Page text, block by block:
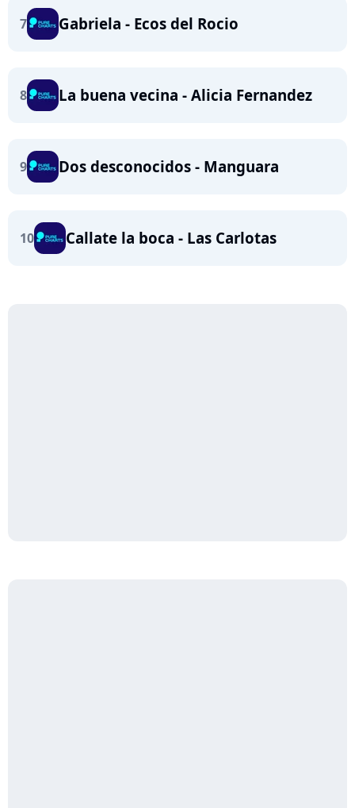
7 Gabriela - Ecos del Rocio
8 La buena vecina - Alicia Fernandez
9 Dos desconocidos - Manguara
10 Callate la boca - Las Carlotas